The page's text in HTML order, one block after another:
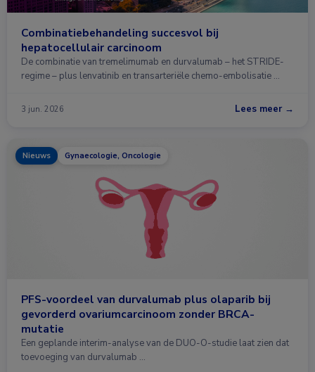
Combinatiebehandeling succesvol bij
hepatocellulair carcinoom
De combinatie van tremelimumab en durvalumab – het STRIDE-
regime – plus lenvatinib en transarteriële chemo-embolisatie …
3 jun. 2026 Lees meer →
Nieuws Gynaecologie, Oncologie
PFS-voordeel van durvalumab plus olaparib bij
gevorderd ovariumcarcinoom zonder BRCA-
mutatie
Een geplande interim-analyse van de DUO-O-studie laat zien dat
toevoeging van durvalumab …